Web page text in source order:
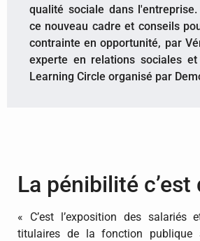
qualité sociale dans
ce nouveau cadre et conseils
contrainte en opportunité, par
experte en relations sociales
Learning Circle organisé par
​La pénibilité c’est
« C’est l’exposition des salariés
titulaires de la fonction publique